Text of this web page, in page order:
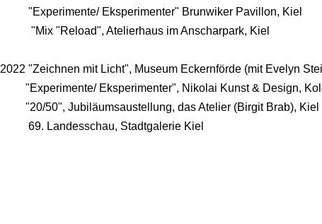
"Experimente/ Eksperimenter" Brunwiker Pavillon, Kiel
"Mix "Reload", Atelierhaus im Anscharpark, Kiel
2022 "Zeichnen mit Licht", Museum Eckernförde (mit Evelyn
"Experimente/ Eksperimenter", Nikolai Kunst & Design,
"20/50", Jubiläumsaustellung, das Atelier (Birgit Brab), Kiel
69. Landesschau, Stadtgalerie Kiel